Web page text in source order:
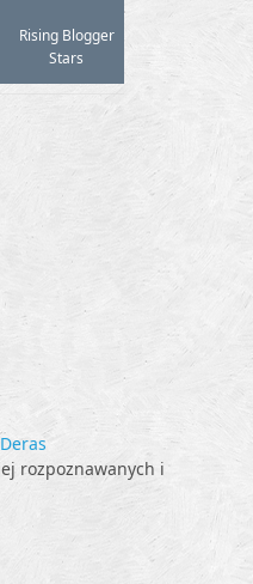
Rising Blogger
Stars
rozpoznawanych i